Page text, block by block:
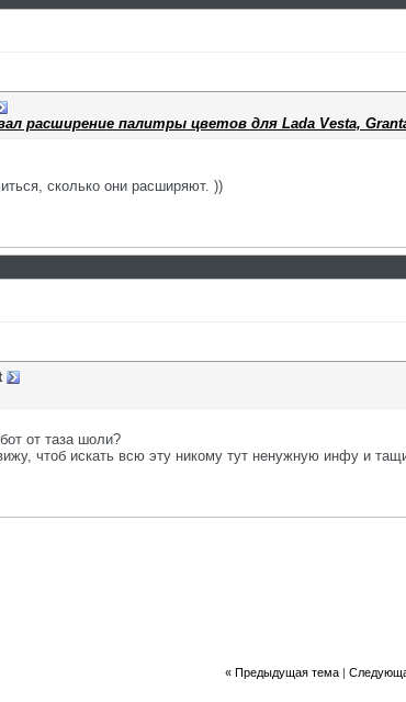
расширение палитры цветов для Lada Vesta,
сколько они расширяют. ))
от таза шоли?
чтоб искать всю эту никому тут ненужную инфу и
« Предыдущая тема|